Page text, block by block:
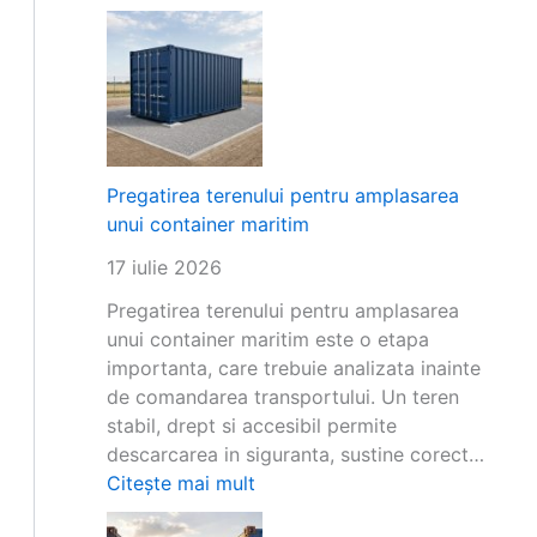
Pregatirea terenului pentru amplasarea
unui container maritim
17 iulie 2026
Pregatirea terenului pentru amplasarea
unui container maritim este o etapa
importanta, care trebuie analizata inainte
de comandarea transportului. Un teren
stabil, drept si accesibil permite
descarcarea in siguranta, sustine corect…
Citește mai mult
P